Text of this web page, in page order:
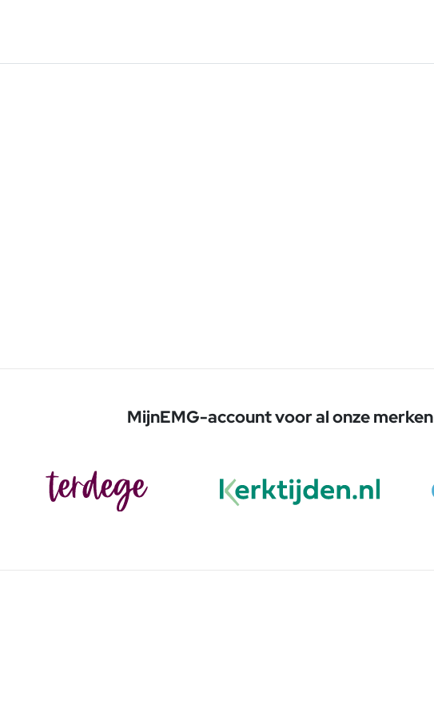
MijnEMG-account voor al onze merken